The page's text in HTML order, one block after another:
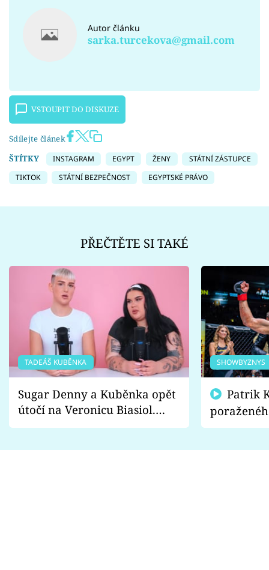
Autor článku
sarka.turcekova@gmail.com
VSTOUPIT DO DISKUZE
Sdílejte článek
ŠTÍTKY
INSTAGRAM EGYPT ŽENY
STÁTNÍ ZÁSTUPCE
TIKTOK
STÁTNÍ BEZPEČNOST EGYPTSKÉ PRÁVO
PŘEČTĚTE SI TAKÉ
TADEÁŠ KUBĚNKA
Sugar Denny a Kuběnka opět
útočí na Veronicu Biasiol.
Proč je podle nich falešná a
SHOWBYZNYS
fanoušci